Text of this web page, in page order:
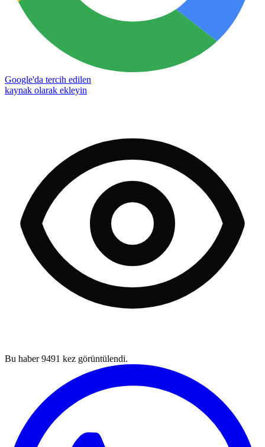
Google'da tercih edilen
kaynak olarak ekleyin
Bu haber9491 kez görüntülendi.